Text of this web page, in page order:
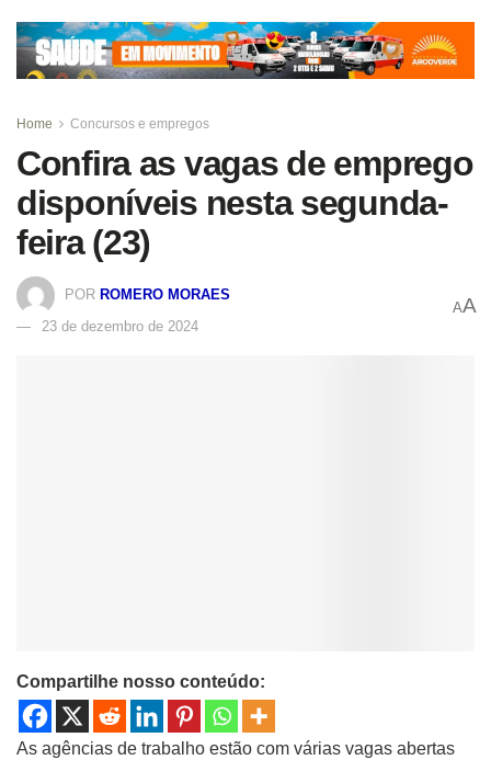
Home Concursos e empregos
Confira as vagas de emprego
disponíveis nesta segunda-
feira (23)
POR ROMERO MORAES
23 de dezembro de 2024
AA
Compartilhe nosso conteúdo:
As agências de trabalho estão com várias vagas abertas